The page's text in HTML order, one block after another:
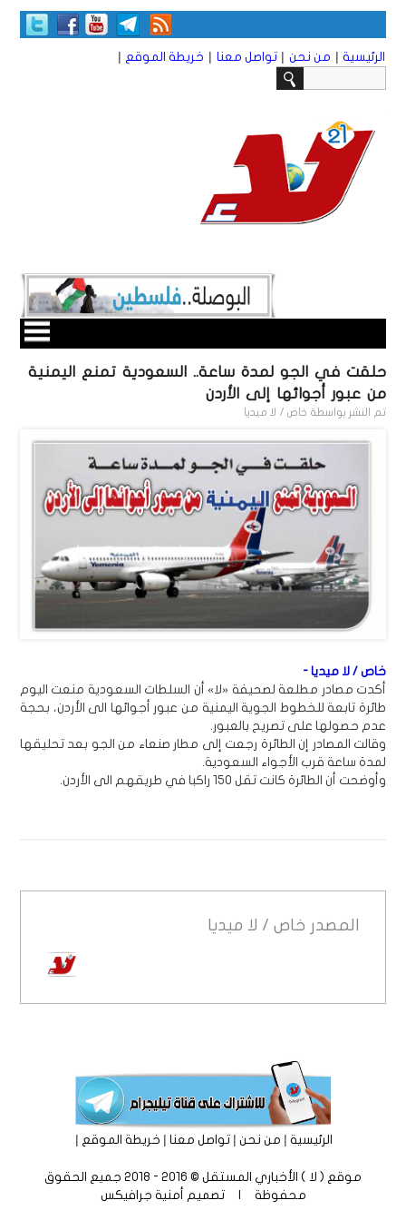
الرئيسية | من نحن | تواصل معنا | خريطة الموقع |
حلقت في الجو لمدة ساعة.. السعودية تمنع اليمنية
من عبور أجوائها إلى الأردن
تم النشر بواسطة خاص / لا ميديا
خاص / لا ميديا -
أكدت مصادر مطلعة لصحيفة «لا» أن السلطات السعودية منعت اليوم
طائرة تابعة للخطوط الجوية اليمنية من عبور أجوائها الى الأردن، بحجة
عدم حصولها على تصريح بالعبور.
وقالت المصادر إن الطائرة رجعت إلى مطار صنعاء من الجو بعد تحليقها
لمدة ساعة قرب الأجواء السعودية.
وأوضحت أن الطائرة كانت تقل 150 راكبا في طريقهم الى الأردن.
المصدر خاص / لا ميديا
الرئيسية|من نحن|تواصل معنا|خريطة الموقع |
موقع ( لا ) الأخباري المستقل © 2016 - 2018 جميع الحقوق
محفوظة | تصميم
أمنية جرافيكس